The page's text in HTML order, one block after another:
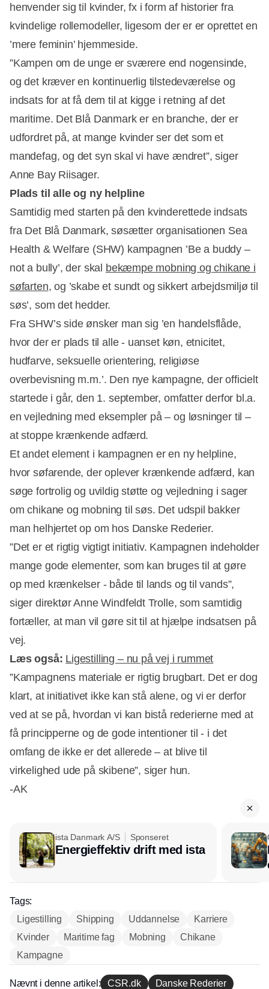
henvender sig til kvinder, fx i form af historier fra
kvindelige rollemodeller, ligesom der er er oprettet en
’mere feminin’ hjemmeside.
”Kampen om de unge er sværere end nogensinde,
og det kræver en kontinuerlig tilstedeværelse og
indsats for at få dem til at kigge i retning af det
maritime. Det Blå Danmark er en branche, der er
udfordret på, at mange kvinder ser det som et
mandefag, og det syn skal vi have ændret”, siger
Anne Bay Riisager.
Plads til alle og ny helpline
Samtidig med starten på den kvinderettede indsats
fra Det Blå Danmark, søsætter organisationen Sea
Health & Welfare (SHW) kampagnen ’Be a buddy –
not a bully’, der skal bekæmpe mobning og chikane i
søfarten, og ’skabe et sundt og sikkert arbejdsmiljø til
søs’, som det hedder.
Fra SHW’s side ønsker man sig ’en handelsflåde,
hvor der er plads til alle - uanset køn, etnicitet,
hudfarve, seksuelle orientering, religiøse
overbevisning m.m.’. Den nye kampagne, der officielt
startede i går, den 1. september, omfatter derfor bl.a.
en vejledning med eksempler på – og løsninger til –
at stoppe krænkende adfærd.
Et andet element i kampagnen er en ny helpline,
hvor søfarende, der oplever krænkende adfærd, kan
søge fortrolig og uvildig støtte og vejledning i sager
om chikane og mobning til søs. Det udspil bakker
man helhjertet op om hos Danske Rederier.
”Det er et rigtig vigtigt initiativ. Kampagnen indeholder
mange gode elementer, som kan bruges til at gøre
op med krænkelser - både til lands og til vands”,
siger direktør Anne Windfeldt Trolle, som samtidig
fortæller, at man vil gøre sit til at hjælpe indsatsen på
vej.
Læs også: Ligestilling – nu på vej i rummet
”Kampagnens materiale er rigtig brugbart. Det er dog
klart, at initiativet ikke kan stå alene, og vi er derfor
ved at se på, hvordan vi kan bistå rederierne med at
få principperne og de gode intentioner til - i det
omfang de ikke er det allerede – at blive til
virkelighed ude på skibene”, siger hun.
-AK
ista Danmark A/S Sponseret
Energieffektiv drift med ista
Tags:
Ligestilling
Shipping Uddannelse
Karriere
Kvinder
Maritime fag Mobning
Chikane
Kampagne
Nævnt i denne artikel: CSR.dk Danske Rederier